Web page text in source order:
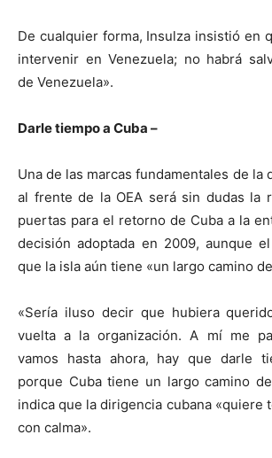
De cualquier forma, Insulza insistió en
intervenir en Venezuela; no habrá
de Venezuela».
Darle tiempo a Cuba –
Una de las marcas fundamentales de la
al frente de la OEA será sin dudas la
puertas para el retorno de Cuba a la
decisión adoptada en 2009, aunque
que la isla aún tiene «un largo camino
«Sería iluso decir que hubiera
vuelta a la organización. A mí me
vamos hasta ahora, hay que darle
porque Cuba tiene un largo camino
indica que la dirigencia cubana «quiere
con calma».